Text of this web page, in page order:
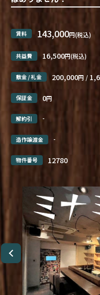
賃料 143,000円(税込)
共益費 16,500円(税込)
敷金 / 礼金 200,000円 /
保証金 0円
解約引 -
造作譲渡金 -
物件番号 12780